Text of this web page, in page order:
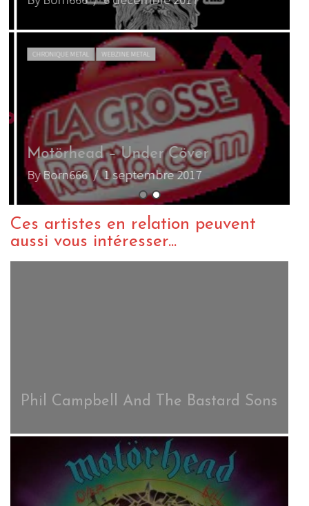
CHRONIQUE METAL WEBZINE METAL
Motörhead – Under Cöver
By Born666/ 1 septembre 2017
Ces artistes en relation peuvent
aussi vous intéresser...
Phil Campbell And The Bastard Sons